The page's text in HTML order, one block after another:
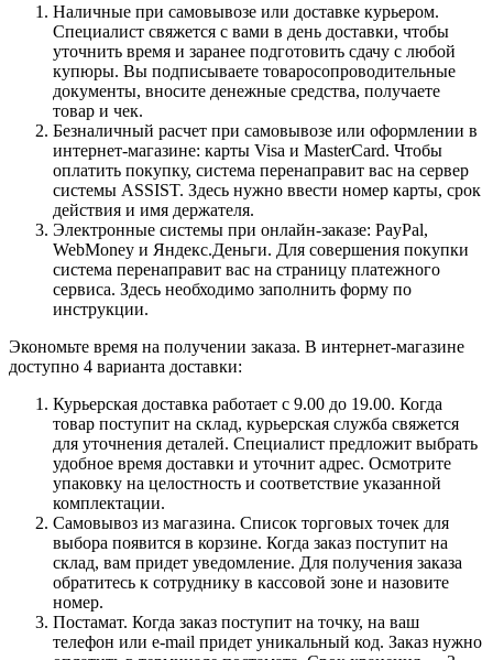
Наличные при самовывозе или доставке курьером.
Специалист свяжется с вами в день доставки, чтобы
уточнить время и заранее подготовить сдачу с любой
купюры. Вы подписываете товаросопроводительные
документы, вносите денежные средства, получаете
товар и чек.
Безналичный расчет при самовывозе или оформлении в
интернет-магазине: карты Visa и MasterCard. Чтобы
оплатить покупку, система перенаправит вас на сервер
системы ASSIST. Здесь нужно ввести номер карты, срок
действия и имя держателя.
Электронные системы при онлайн-заказе: PayPal,
WebMoney и Яндекс.Деньги. Для совершения покупки
система перенаправит вас на страницу платежного
сервиса. Здесь необходимо заполнить форму по
инструкции.
Экономьте время на получении заказа. В интернет-магазине
доступно 4 варианта доставки:
Курьерская доставка работает с 9.00 до 19.00. Когда
товар поступит на склад, курьерская служба свяжется
для уточнения деталей. Специалист предложит выбрать
удобное время доставки и уточнит адрес. Осмотрите
упаковку на целостность и соответствие указанной
комплектации.
Самовывоз из магазина. Список торговых точек для
выбора появится в корзине. Когда заказ поступит на
склад, вам придет уведомление. Для получения заказа
обратитесь к сотруднику в кассовой зоне и назовите
номер.
Постамат. Когда заказ поступит на точку, на ваш
телефон или e-mail придет уникальный код. Заказ нужно